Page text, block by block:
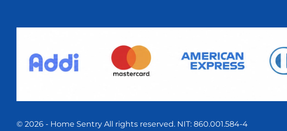
© 2026 - Home Sentry All rights reserved. NIT: 860.001.584-4